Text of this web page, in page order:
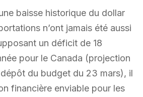
baisse historique du dollar
n’ont jamais été aussi
un déficit de 18
pour le Canada (projection
du budget du 23 mars), il
financière enviable pour les